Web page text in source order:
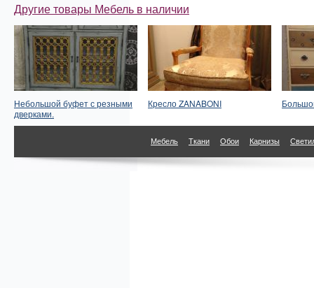
Другие товары Мебель в наличии
Небольшой буфет с резными
дверками.
Кресло ZANABONI
Мебель Ткани Обои Карнизы